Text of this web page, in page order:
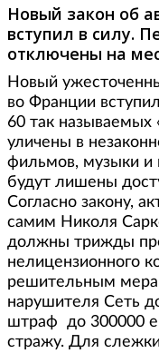
Новый закон об
вступил в силу.
отключены на
Новый
во Франции
60 так называемых
уличены в
фильмов, музыки
будут лишены
Согласно закону,
самим Николя
должны трижды
нелицензионного
решительным
нарушителя Сеть
штраф до 300000
стражу. Для